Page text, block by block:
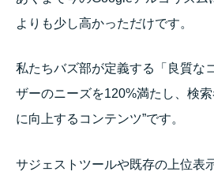
よりも少し高かっただけです。
私たちバズ部が定義する「良質な
ザーのニーズを120%満たし、検
に向上するコンテンツ”です。
サジェストツールや既存の上位表